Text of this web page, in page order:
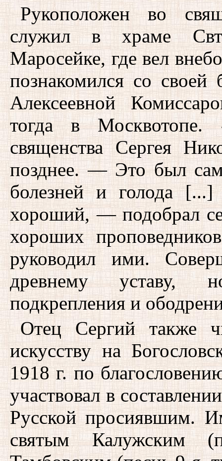
Рукоположен во
служил в храме
Маросейке, где вел
познакомился со
Алексеевной
тогда в
священства Сергея
позднее. — Это был
болезней и голода
хороший, — подобрал
хороших
руководил ими.
древнему уставу,
подкрепления и
Отец Сергий также
искусству на
1918 г. по
участвовал в
Русской просиявшим.
святым Калужским